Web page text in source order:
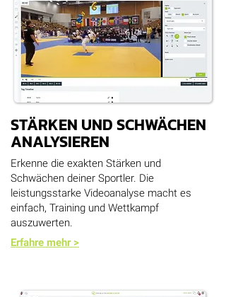
STÄRKEN UND SCHWÄCHEN
ANALYSIEREN
Erkenne die exakten Stärken und
Schwächen deiner Sportler. Die
leistungsstarke Videoanalyse macht es
einfach, Training und Wettkampf
auszuwerten.
Erfahre mehr >